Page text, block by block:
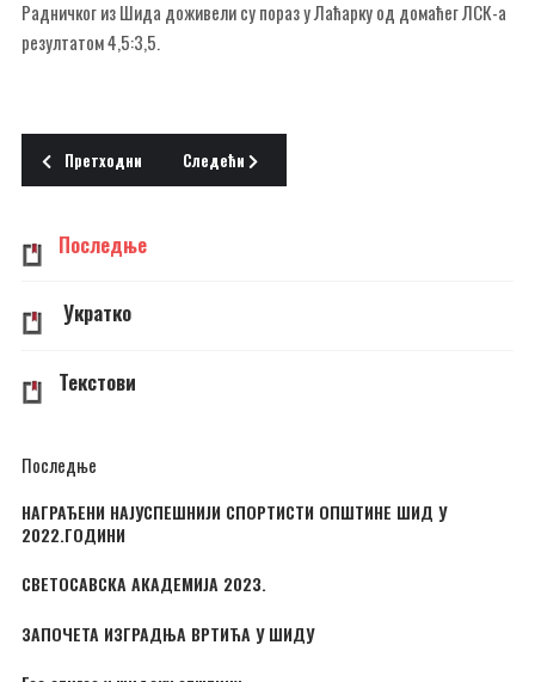
Радничког из Шида доживели су пораз у Лаћарку од домаћег ЛСК-а
резултатом 4,5:3,5.
Претходни чланак: Инфо 30.09.2015. среда
Претходни Следећи чланак: Инфо 25.09.2015. петак
Следећи
Последње
Укратко
Текстови
Последње
НАГРАЂЕНИ НАЈУСПЕШНИЈИ СПОРТИСТИ ОПШТИНЕ ШИД У
2022.ГОДИНИ
СВЕТОСАВСКА АКАДЕМИЈА 2023.
ЗАПОЧЕТА ИЗГРАДЊА ВРТИЋА У ШИДУ